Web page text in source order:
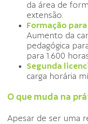
da área de
extensão.
Formação
Aumento da
pedagógica
para 1.600
Segunda
carga horária
O que muda na
Apesar de ser uma